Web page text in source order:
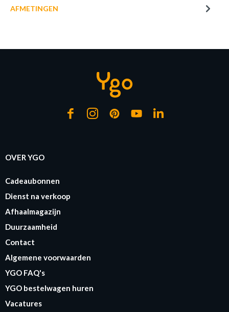
AFMETINGEN
OVER YGO
Cadeaubonnen
Dienst na verkoop
Afhaalmagazijn
Duurzaamheid
Contact
Algemene voorwaarden
YGO FAQ's
YGO bestelwagen huren
Vacatures